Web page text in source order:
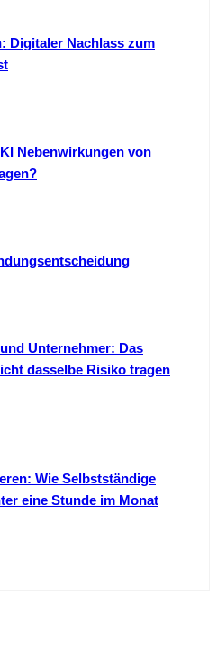
Digitaler Nachlass zum
Nebenwirkungen von
Unternehmer: Das
dasselbe Risiko tragen
Wie Selbstständige
eine Stunde im Monat